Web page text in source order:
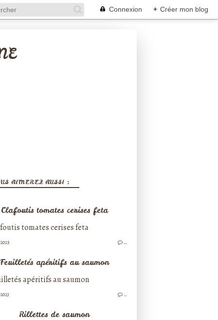
Connexion + Créer mon blog
AIMEREZ AUSSI :
Clafoutis tomates cerises feta
…
Feuilletés apéritifs au saumon
…
Rillettes de saumon